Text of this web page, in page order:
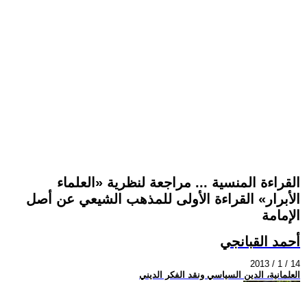
القراءة المنسية ... مراجعة لنظرية «العلماء
الأبرار» القراءة الأولى للمذهب الشيعي عن أصل
الإمامة
أحمد القبانجي
2013 / 1 / 14
العلمانية، الدين السياسي ونقد الفكر الديني